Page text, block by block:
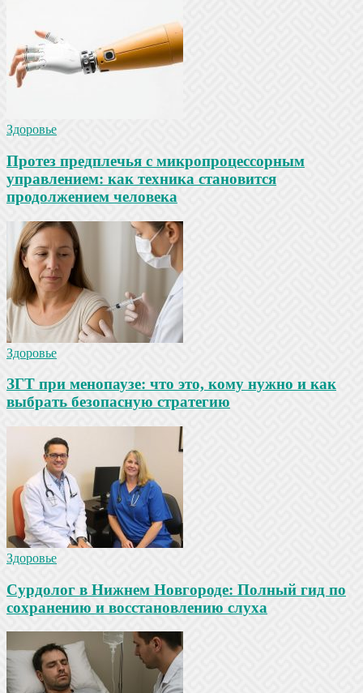
Здоровье
Протез предплечья с микропроцессорным
управлением: как техника становится
продолжением человека
Здоровье
ЗГТ при менопаузе: что это, кому нужно и как
выбрать безопасную стратегию
Здоровье
Сурдолог в Нижнем Новгороде: Полный гид по
сохранению и восстановлению слуха